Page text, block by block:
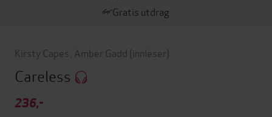
Gratis utdrag
Kirsty Capes Amber Gadd (innleser)
Careless
236,-